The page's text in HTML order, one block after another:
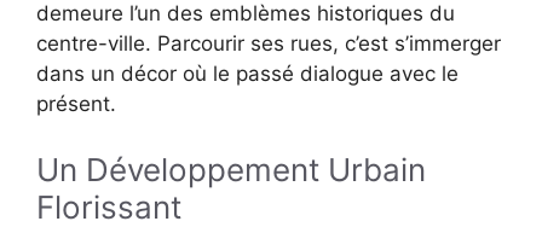
demeure l’un des emblèmes historiques du
centre-ville. Parcourir ses rues, c’est s’immerger
dans un décor où le passé dialogue avec le
présent.
Un Développement Urbain
Florissant